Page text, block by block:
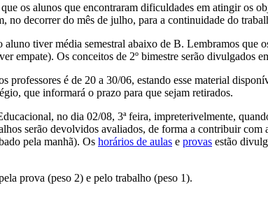
os alunos que encontraram dificuldades em atingir os
no decorrer do mês de julho, para a continuidade do
tiver média semestral abaixo de B. Lembramos que
empate). Os conceitos de 2º bimestre serão divulgados
professores é de 20 a 30/06, estando esse material
que informará o prazo para que sejam retirados.
no dia 02/08, 3ª feira, impreterivelmente,
serão devolvidos avaliados, de forma a contribuir
pela manhã). Os horários de aulas e provas estão
prova (peso 2) e pelo trabalho (peso 1).